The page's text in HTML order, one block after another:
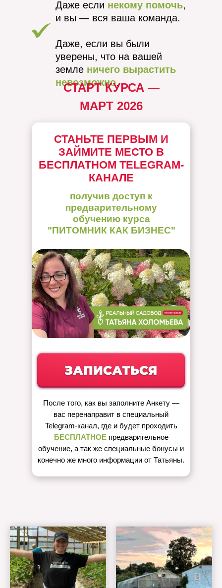
Даже если некому помочь,
и вы — вся ваша команда.
Даже, если вы были
уверены, что на вашей
земле ничего вырастить
невозможно.
СТАРТ КУРСА —
МАРТ 2026
После того, как вы заполните Анкету —
вас перенаправит в специальный
Telegram-канал, где и будет проходить
БЕСПЛАТНОЕ предварительное
обучение, а так же специальные бонусы и
конечно же много информации от Татьяны.
СТАНЬТЕ ПЕРВЫМ И
ЗАЙМИТЕ МЕСТО В
БЕСПЛАТНОМ TELEGRAM-
КАНАЛЕ
получив доступ к
предварительному
обучению курса
"ПИТОМНИК КАК БИЗНЕС"